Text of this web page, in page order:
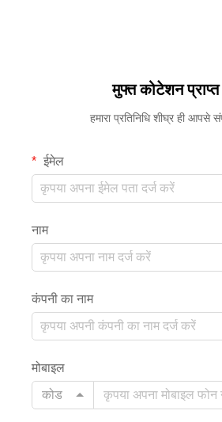
मुफ्त कोटेशन
हमारा प्रतिनिधि शीघ्र ही आपसे
ईमेल
नाम
कंपनी का नाम
मोबाइल
कोड